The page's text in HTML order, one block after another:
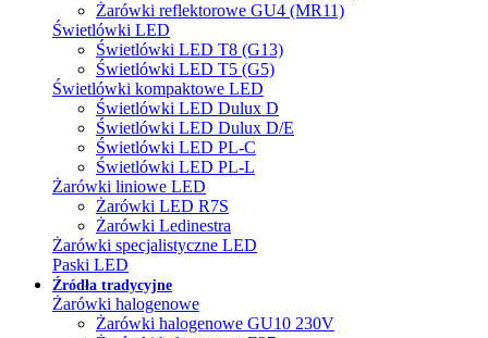
Żarówki reflektorowe GU4 (MR11)
Świetlówki LED
Świetlówki LED T8 (G13)
Świetlówki LED T5 (G5)
Świetlówki kompaktowe LED
Świetlówki LED Dulux D
Świetlówki LED Dulux D/E
Świetlówki LED PL-C
Świetlówki LED PL-L
Żarówki liniowe LED
Żarówki LED R7S
Żarówki Ledinestra
Żarówki specjalistyczne LED
Paski LED
Źródła tradycyjne
Żarówki halogenowe
Żarówki halogenowe GU10 230V